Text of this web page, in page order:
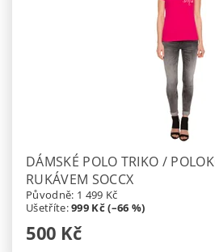
DÁMSKÉ POLO TRIKO /
RUKÁVEM SOCCX
Původně: 1 499 Kč
Ušetříte:999 Kč (–66 %)
500 Kč